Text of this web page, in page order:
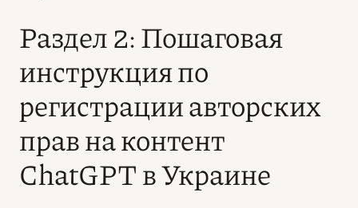
Раздел 2: Пошаговая
инструкция по
регистрации авторских
прав на контент
ChatGPT в Украине